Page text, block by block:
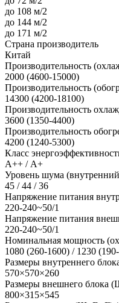
до 108 м/2
до 144 м/2
до 171 м/2
Страна производитель
Китай
Производительность
2000 (4600-15000)
Производительность
14300 (4200-18100)
Производительность
3600 (1350-4400)
Производительность
4200 (1240-5300)
Класс
А++ / А+
Уровень шума
45 / 44 / 36
Напряжение питания
220-240~50/1
Напряжение питания
220-240~50/1
Номинальная мощность
1080 (260-1600) / 1230
Размеры внутреннего
570×570×260
Размеры внешнего блока
800×315×545